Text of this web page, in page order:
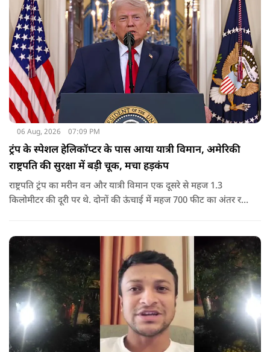
06 Aug, 2026 07:09 PM
ट्रंप के स्पेशल हेलिकॉप्टर के पास आया यात्री विमान, अमेरिकी
राष्ट्रपति की सुरक्षा में बड़ी चूक, मचा हड़कंप
राष्ट्रपति ट्रंप का मरीन वन और यात्री विमान एक दूसरे से महज 1.3
किलोमीटर की दूरी पर थे. दोनों की ऊंचाई में महज 700 फीट का अंतर रह